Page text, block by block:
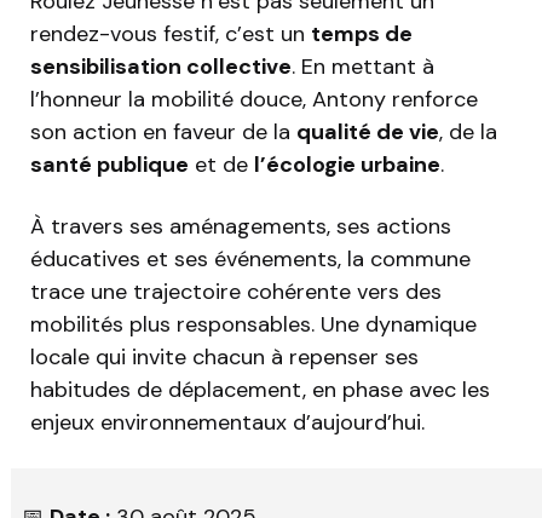
rendez-vous festif, c’est un temps de
sensibilisation collective. En mettant à
l’honneur la mobilité douce, Antony renforce
son action en faveur de la qualité de vie, de la
santé publique et de l’écologie urbaine.
À travers ses aménagements, ses actions
éducatives et ses événements, la commune
trace une trajectoire cohérente vers des
mobilités plus responsables. Une dynamique
locale qui invite chacun à repenser ses
habitudes de déplacement, en phase avec les
enjeux environnementaux d’aujourd’hui.